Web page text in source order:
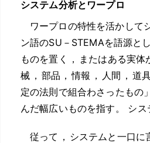
システム分析とワープロ
ワープロの特性を活かして
ン語のSU－STEMAを語源と
ものを置く
， またはある実
械 ， 部品 ， 情報 ， 人間 ， 道
定の法則で組合わさったもの
んだ幅広いものを指す 。 シ
従って ， システムと一口に